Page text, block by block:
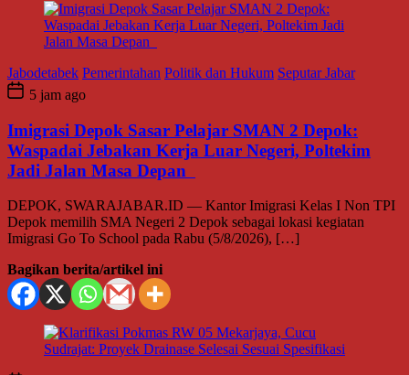
Jabodetabek Pemerintahan Politik dan Hukum Seputar Jabar
5 jam ago
Imigrasi Depok Sasar Pelajar SMAN 2 Depok:
Waspadai Jebakan Kerja Luar Negeri, Poltekim
Jadi Jalan Masa Depan
DEPOK, SWARAJABAR.ID — Kantor Imigrasi Kelas I Non TPI
Depok memilih SMA Negeri 2 Depok sebagai lokasi kegiatan
Imigrasi Go To School pada Rabu (5/8/2026), […]
Bagikan berita/artikel ini